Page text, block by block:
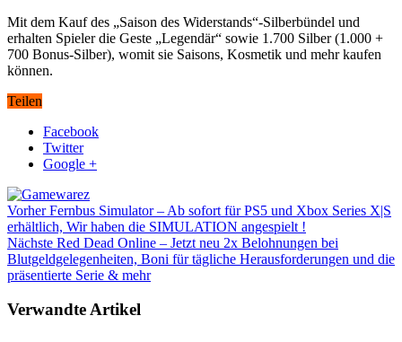
Mit dem Kauf des „Saison des Widerstands“-Silberbündel und
erhalten Spieler die Geste „Legendär“ sowie 1.700 Silber (1.000 +
700 Bonus-Silber), womit sie Saisons, Kosmetik und mehr kaufen
können.
Teilen
Facebook
Twitter
Google +
VorherFernbus Simulator – Ab sofort für PS5 und Xbox Series X|S
erhältlich, Wir haben die SIMULATION angespielt !
Nächste Red Dead Online – Jetzt neu 2x Belohnungen bei
Blutgeldgelegenheiten, Boni für tägliche Herausforderungen und die
präsentierte Serie & mehr
Verwandte Artikel